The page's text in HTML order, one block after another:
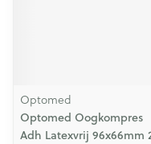
Optomed
Optomed Oogkompres
Adh Latexvrij 96x66mm